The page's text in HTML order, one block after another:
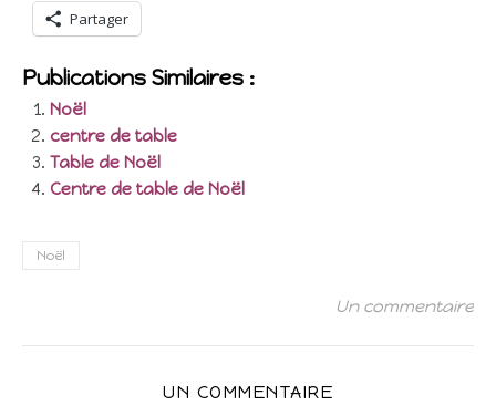
Partager
Publications Similaires :
Noël
centre de table
Table de Noël
Centre de table de Noël
Noël
Un commentaire
UN COMMENTAIRE